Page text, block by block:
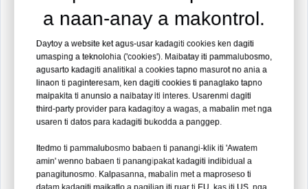
Medikal nga Filipinas Expo 2026
Lugar:Manila, Filipinas
Petsa:19 – 21 Agosto 2026
Booth No. 35
Basaen ti Ad-adu Pay →
a naan-anay a makontrol.
Daytoy a website ket agus-usar kadagiti cookies ken dagiti
umasping a teknolohia ('cookies'). Maibatay iti pammalubosmo,
agusarto kadagiti analitikal a cookies tapno masurot no ania a
linaon ti paginteresam, ken dagiti cookies ti panaglako tapno
maipakita ti anunsio a naibatay iti interes. Usarenmi dagiti
third-party provider para kadagitoy a wagas, a mabalin met nga
usaren ti datos para kadagiti bukodda a panggep.
Itedmo ti pammalubosmo babaen ti panangi-klik iti 'Awatem
amin' wenno babaen ti panangipakat kadagiti indibidual a
panagitunosmo. Kalpasanna, mabalin met a maproseso ti
datam kadagiti maikatlo a pagilian iti ruar ti EU, kas iti US, nga